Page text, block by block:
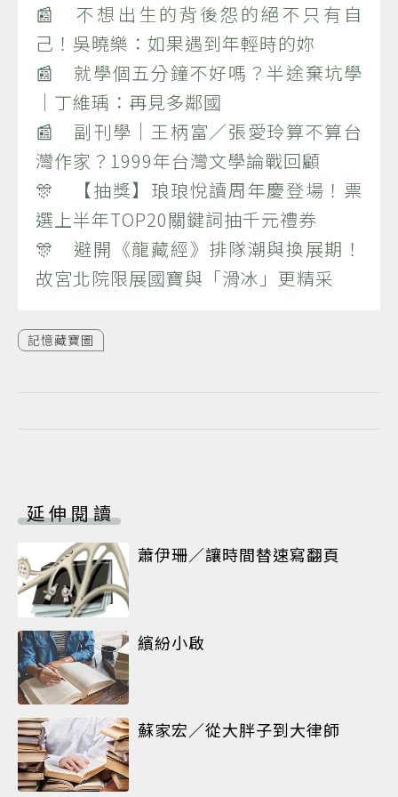
📰 不想出生的背後怨的絕不只有自
己！吳曉樂：如果遇到年輕時的妳
📰 就學個五分鐘不好嗎？半途棄坑學
｜丁維瑀：再見多鄰國
📰 副刊學｜王柄富／張愛玲算不算台
灣作家？1999年台灣文學論戰回顧
🎊 【抽獎】琅琅悅讀周年慶登場！票
選上半年TOP20關鍵詞抽千元禮券
🎊 避開《龍藏經》排隊潮與換展期！
故宮北院限展國寶與「滑冰」更精采
記憶藏寶圖
延伸閱讀
蕭伊珊／讓時間替速寫翻頁
繽紛小啟
蘇家宏／從大胖子到大律師